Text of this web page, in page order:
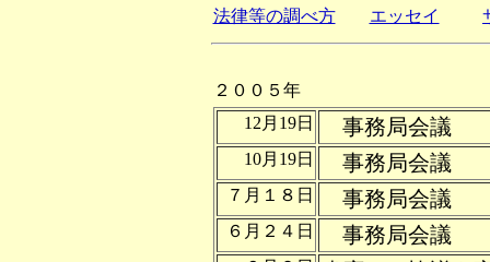
法律等の調べ方
エッセイ
２００５年
12月19日
事務局会議
10月19日 事務局会議
７月１８日 事務局会議
６月２４日 事務局会議